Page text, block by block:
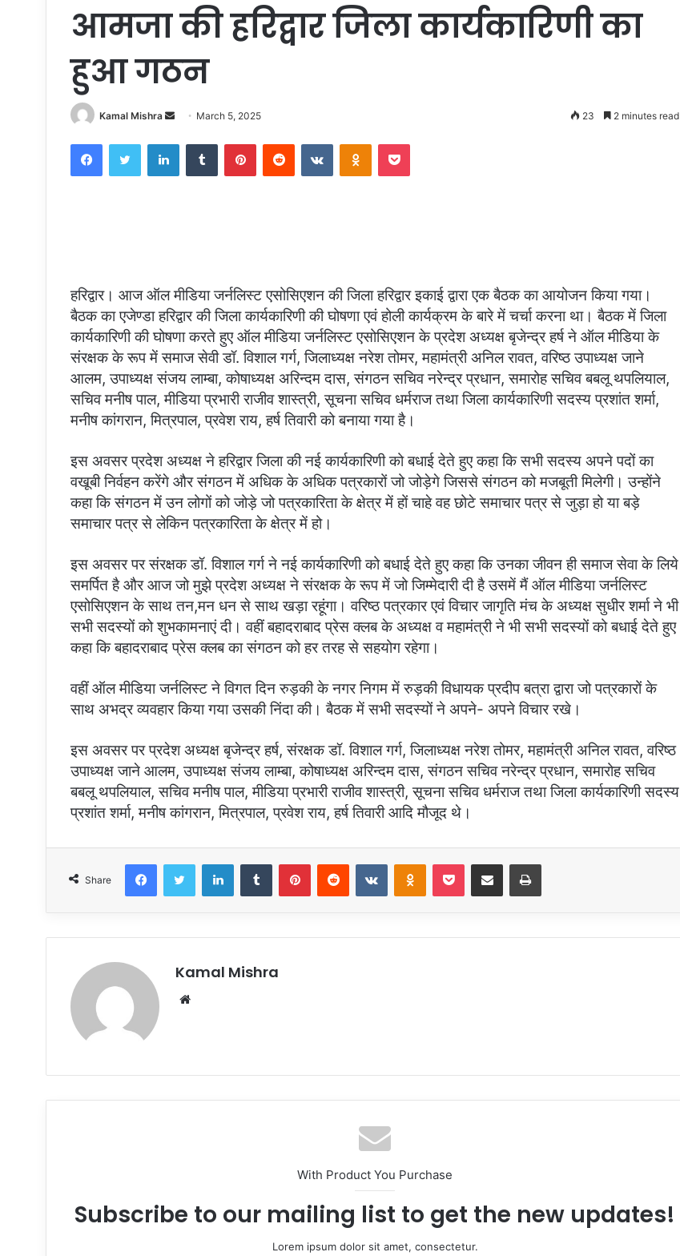
आमजा की हरिद्वार जिला कार्यकारिणी का
हुआ गठन
Kamal Mishra
Send March 5, 2025 23 2 minutes read
FacebookTwitter LinkedInTumblr PinterestReddit VKontakteOdnoklassniki
Pocket
हरिद्वार। आज ऑल मीडिया जर्नलिस्ट एसोसिएशन की जिला हरिद्वार इकाई द्वारा एक बैठक का आयोजन किया गया।
बैठक का एजेण्डा हरिद्वार की जिला कार्यकारिणी की घोषणा एवं होली कार्यक्रम के बारे में चर्चा करना था। बैठक में जिला
कार्यकारिणी की घोषणा करते हुए ऑल मीडिया जर्नलिस्ट एसोसिएशन के प्रदेश अध्यक्ष बृजेन्द्र हर्ष ने ऑल मीडिया के
संरक्षक के रूप में समाज सेवी डॉ. विशाल गर्ग, जिलाध्यक्ष नरेश तोमर, महामंत्री अनिल रावत, वरिष्ठ उपाध्यक्ष जाने
आलम, उपाध्यक्ष संजय लाम्बा, कोषाध्यक्ष अरिन्दम दास, संगठन सचिव नरेन्द्र प्रधान, समारोह सचिव बबलू थपलियाल,
सचिव मनीष पाल, मीडिया प्रभारी राजीव शास्त्री, सूचना सचिव धर्मराज तथा जिला कार्यकारिणी सदस्य प्रशांत शर्मा,
मनीष कांगरान, मित्रपाल, प्रवेश राय, हर्ष तिवारी को बनाया गया है।
इस अवसर प्रदेश अध्यक्ष ने हरिद्वार जिला की नई कार्यकारिणी को बधाई देते हुए कहा कि सभी सदस्य अपने पदों का
वखूबी निर्वहन करेंगे और संगठन में अधिक के अधिक पत्रकारों जो जोड़ेगे जिससे संगठन को मजबूती मिलेगी। उन्होंने
कहा कि संगठन में उन लोगों को जोड़े जो पत्रकारिता के क्षेत्र में हों चाहे वह छोटे समाचार पत्र से जुड़ा हो या बड़े
समाचार पत्र से लेकिन पत्रकारिता के क्षेत्र में हो।
इस अवसर पर संरक्षक डॉ. विशाल गर्ग ने नई कार्यकारिणी को बधाई देते हुए कहा कि उनका जीवन ही समाज सेवा के लिये
समर्पित है और आज जो मुझे प्रदेश अध्यक्ष ने संरक्षक के रूप में जो जिम्मेदारी दी है उसमें मैं ऑल मीडिया जर्नलिस्ट
एसोसिएशन के साथ तन,मन धन से साथ खड़ा रहूंगा। वरिष्ठ पत्रकार एवं विचार जागृति मंच के अध्यक्ष सुधीर शर्मा ने भी
सभी सदस्यों को शुभकामनाएं दी। वहीं बहादराबाद प्रेस क्लब के अध्यक्ष व महामंत्री ने भी सभी सदस्यों को बधाई देते हुए
कहा कि बहादराबाद प्रेस क्लब का संगठन को हर तरह से सहयोग रहेगा।
वहीं ऑल मीडिया जर्नलिस्ट ने विगत दिन रुड़की के नगर निगम में रुड़की विधायक प्रदीप बत्रा द्वारा जो पत्रकारों के
साथ अभद्र व्यवहार किया गया उसकी निंदा की। बैठक में सभी सदस्यों ने अपने- अपने विचार रखे।
इस अवसर पर प्रदेश अध्यक्ष बृजेन्द्र हर्ष, संरक्षक डॉ. विशाल गर्ग, जिलाध्यक्ष नरेश तोमर, महामंत्री अनिल रावत, वरिष्ठ
उपाध्यक्ष जाने आलम, उपाध्यक्ष संजय लाम्बा, कोषाध्यक्ष अरिन्दम दास, संगठन सचिव नरेन्द्र प्रधान, समारोह सचिव
बबलू थपलियाल, सचिव मनीष पाल, मीडिया प्रभारी राजीव शास्त्री, सूचना सचिव धर्मराज तथा जिला कार्यकारिणी सदस्य
प्रशांत शर्मा, मनीष कांगरान, मित्रपाल, प्रवेश राय, हर्ष तिवारी आदि मौजूद थे।
Share
FacebookTwitter LinkedInTumblr PinterestReddit VKontakteOdnoklassniki
Pocket Share via Email Print
Kamal Mishra
Website
With Product You Purchase
Subscribe to our mailing list to get the new updates!
Lorem ipsum dolor sit amet, consectetur.